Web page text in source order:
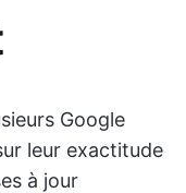
Google
leur exactitude
à jour